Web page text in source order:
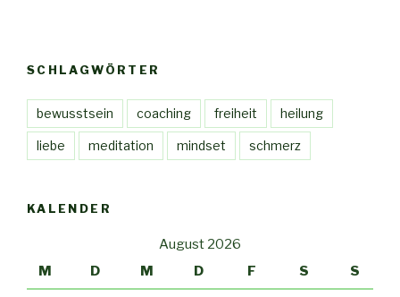
SCHLAGWÖRTER
bewusstsein coaching freiheit heilung
liebe meditation mindset schmerz
KALENDER
August 2026
M
D M D F S S